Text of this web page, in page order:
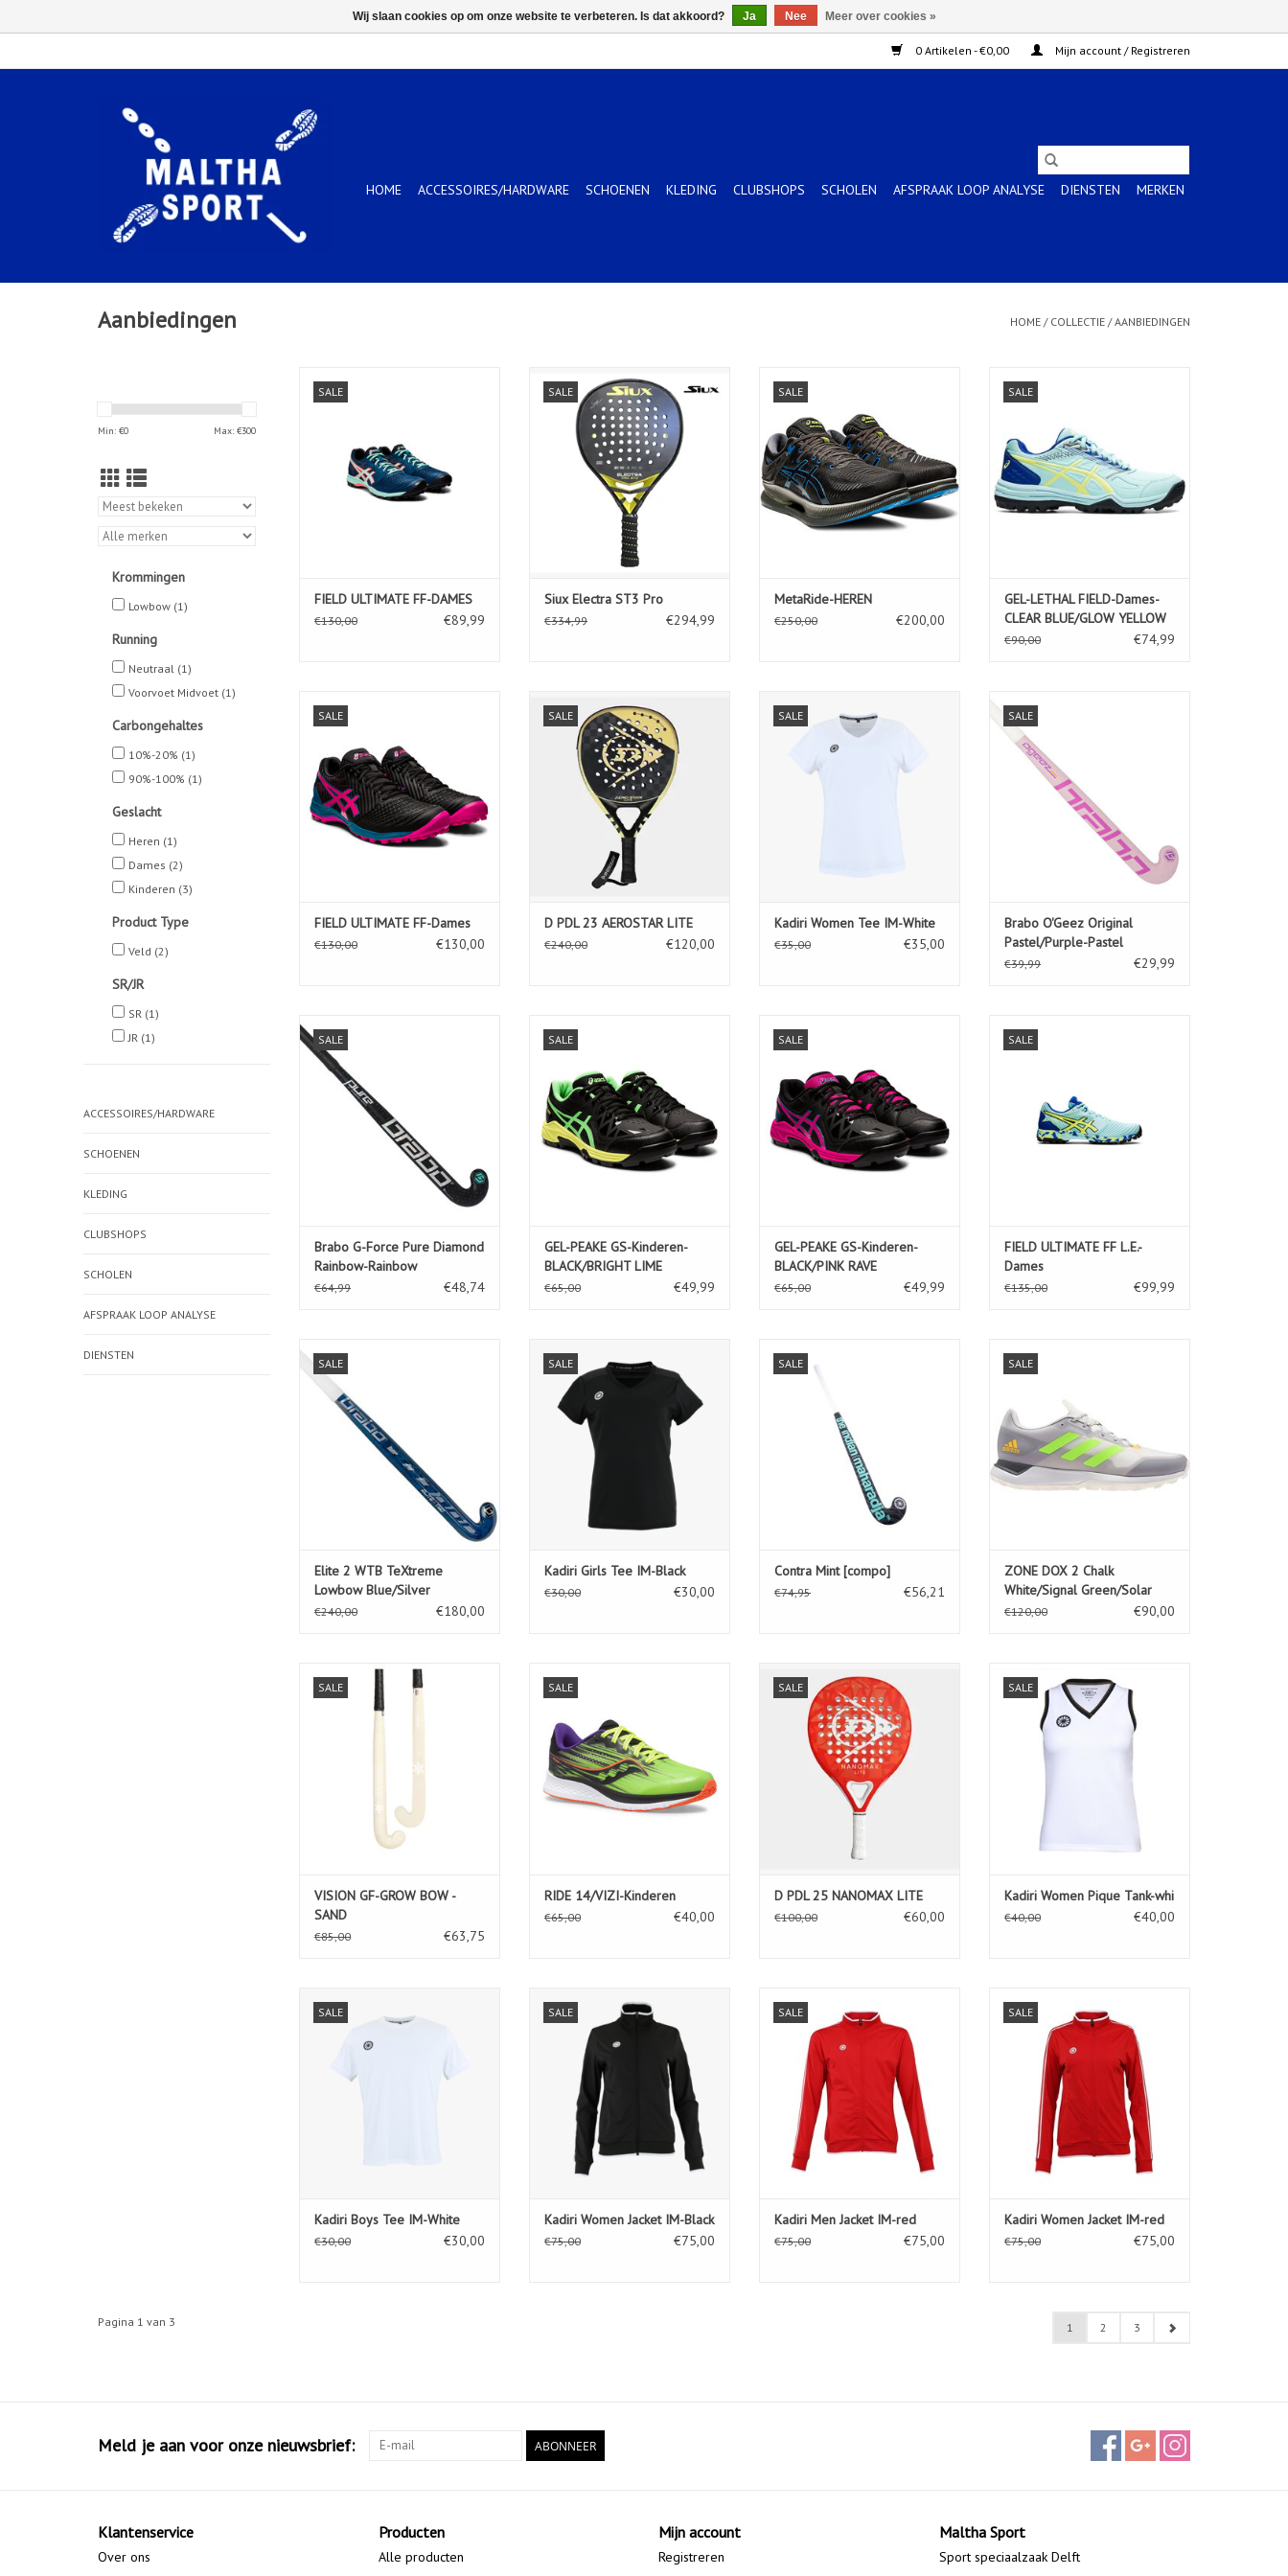
0 Artikelen - €0,00 Mijn account / Registreren
HOME ACCESSOIRES/HARDWARE SCHOENEN KLEDING CLUBSHOPS SCHOLEN AFSPRAAK LOOP ANALYSE DIENSTEN MERKEN
Aanbiedingen HOME / COLLECTIE /AANBIEDINGEN
Min: €0 Max: €300
Krommingen
Lowbow (1)
Running
Neutraal (1)
Voorvoet Midvoet (1)
Carbongehaltes
10%-20% (1)
90%-100% (1)
Geslacht
Heren (1)
Dames (2)
Kinderen (3)
Product Type
Veld (2)
SR/JR
SR (1)
JR (1)
ACCESSOIRES/HARDWARE
SCHOENEN
KLEDING
CLUBSHOPS
SCHOLEN
AFSPRAAK LOOP ANALYSE
DIENSTEN
SALE
TOEVOEGEN AAN WINKELWAGEN
FIELD ULTIMATE FF-DAMES
€130,00 €89,99
SALE
Siux Electra ST3 Pro
TOEVOEGEN AAN WINKELWAGEN
Siux Electra ST3 Pro
€334,99 €294,99
SALE
TOEVOEGEN AAN WINKELWAGEN
MetaRide-HEREN
€250,00 €200,00
SALE
TOEVOEGEN AAN WINKELWAGEN
GEL-LETHAL FIELD-Dames-
CLEAR BLUE/GLOW YELLOW
€90,00 €74,99
SALE
TOEVOEGEN AAN WINKELWAGEN
FIELD ULTIMATE FF-Dames
€130,00 €130,00
SALE
TOEVOEGEN AAN WINKELWAGEN
D PDL 23 AEROSTAR LITE
€240,00 €120,00
SALE
TOEVOEGEN AAN WINKELWAGEN
Kadiri Women Tee IM-White
€35,00 €35,00
SALE
Brabo O'Geez Original
Pastel/Purple-Pastel
€39,99 €29,99
SALE
Brabo G-Force Pure Diamond
Rainbow-Rainbow
€64,99 €48,74
SALE
TOEVOEGEN AAN WINKELWAGEN
GEL-PEAKE GS-Kinderen-
BLACK/BRIGHT LIME
€65,00 €49,99
SALE
TOEVOEGEN AAN WINKELWAGEN
GEL-PEAKE GS-Kinderen-
BLACK/PINK RAVE
€65,00 €49,99
SALE
TOEVOEGEN AAN WINKELWAGEN
FIELD ULTIMATE FF L.E.-
Dames
€135,00 €99,99
SALE
TOEVOEGEN AAN WINKELWAGEN
Elite 2 WTB TeXtreme
Lowbow Blue/Silver
€240,00 €180,00
SALE
TOEVOEGEN AAN WINKELWAGEN
Kadiri Girls Tee IM-Black
€30,00 €30,00
SALE
TOEVOEGEN AAN WINKELWAGEN
Contra Mint [compo]
€74,95 €56,21
SALE
ZONE DOX 2 Chalk
White/Signal Green/Solar
€120,00 €90,00
SALE
VISION GF-GROW BOW - SAND
TOEVOEGEN AAN WINKELWAGEN
VISION GF-GROW BOW -
SAND
€85,00 €63,75
SALE
TOEVOEGEN AAN WINKELWAGEN
RIDE 14/VIZI-Kinderen
€65,00 €40,00
SALE
TOEVOEGEN AAN WINKELWAGEN
D PDL 25 NANOMAX LITE
€100,00 €60,00
SALE
Kadiri Women Pique Tank-whi
€40,00 €40,00
SALE
TOEVOEGEN AAN WINKELWAGEN
Kadiri Boys Tee IM-White
€30,00 €30,00
SALE
TOEVOEGEN AAN WINKELWAGEN
Kadiri Women Jacket IM-Black
€75,00 €75,00
SALE
TOEVOEGEN AAN WINKELWAGEN
Kadiri Men Jacket IM-red
€75,00 €75,00
SALE
TOEVOEGEN AAN WINKELWAGEN
Kadiri Women Jacket IM-red
€75,00 €75,00
Pagina 1 van 3 1 2 3
Meld je aan voor onze nieuwsbrief: ABONNEER
Klantenservice
Over ons
Producten
Alle producten
Mijn account
Registreren
Maltha Sport
Sport speciaalzaak Delft
Wij slaan cookies op om onze website te verbeteren. Is dat akkoord? Ja Nee Meer over cookies »